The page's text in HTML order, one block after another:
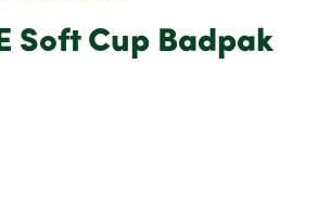
Soft Cup Badpak